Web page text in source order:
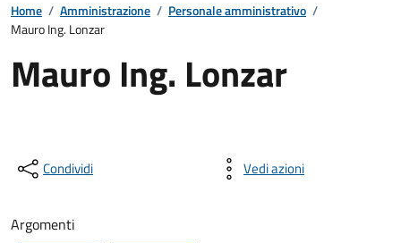
Home / Amministrazione / Personale amministrativo /
Mauro Ing. Lonzar
Mauro Ing. Lonzar
Condividi Vedi azioni
Argomenti